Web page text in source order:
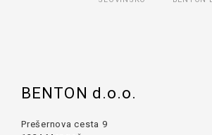
BENTON d.o.o.
Prešernova cesta 9